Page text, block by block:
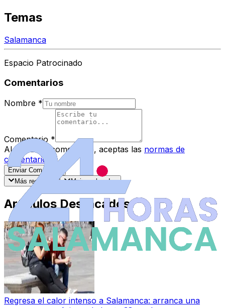
Temas
Salamanca
Espacio Patrocinado
Comentarios
Nombre *
Comentario *
Al enviar tu comentario, aceptas las normas de
comentarios
Enviar Comentario
Más recientes
Mejor valorados
Artículos Destacados
Regresa el calor intenso a Salamanca: arranca una